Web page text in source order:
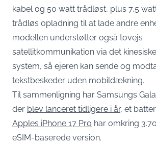
kabel og 50 watt trådløst, plus 7,5
trådløs opladning til at lade andre
modellen understøtter også tovejs
satellitkommunikation via det
system, så ejeren kan sende og
tekstbeskeder uden mobildækning.
Til sammenligning har Samsungs
der blev lanceret tidligere i år, et
Apples iPhone 17 Pro har omkring
eSIM-baserede version.